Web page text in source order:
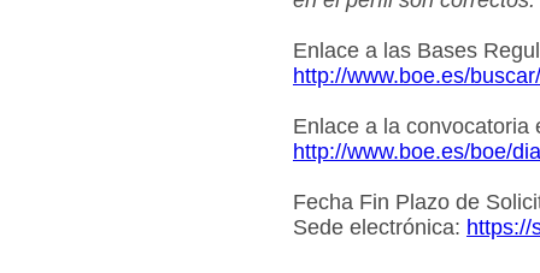
Enlace a las Bases
http://www.boe.es/
Enlace a la convocatoria
http://www.boe.es/boe/
Fecha Fin Plazo de
Sede electrónica: https://